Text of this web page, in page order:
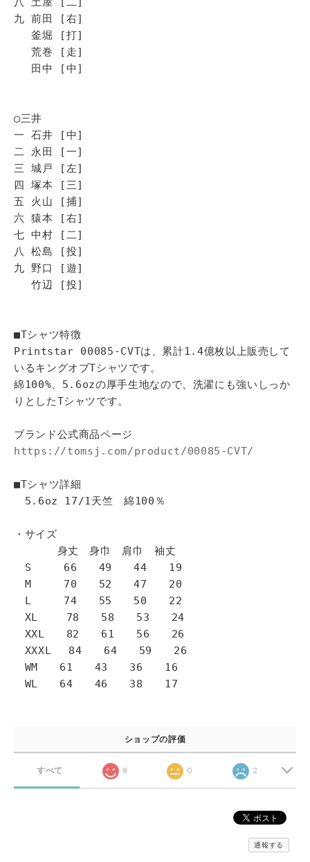
九 前田 [右]
釜堀 [打]
荒巻 [走]
田中 [中]
◯三井
一 石井 [中]
二 永田 [一]
三 城戸 [左]
四 塚本 [三]
五 火山 [捕]
六 猿本 [右]
七 中村 [二]
八 松島 [投]
九 野口 [遊]
竹辺 [投]
■Tシャツ特徴
Printstar 00085-CVTは、累計1.4億枚以上販売して
いるキングオブTシャツです。
綿100%、5.6ozの厚手生地なので、洗濯にも強いしっか
りとしたTシャツです。
ブランド公式商品ページ
https://tomsj.com/product/00085-CVT/
■Tシャツ詳細
5.6oz 17/1天竺 綿100％
・サイズ
身丈 身巾 肩巾 袖丈
S 66 49 44 19
M 70 52 47 20
L 74 55 50 22
XL 78 58 53 24
XXL 82 61 56 26
XXXL 84 64 59 26
WM 61 43 36 16
WL 64 46 38 17
ショップの評価
すべて 8 0 2
通報する